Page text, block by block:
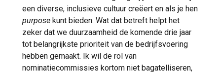
een diverse, inclusieve cultuur creëert en als je hen
purpose kunt bieden. Wat dat betreft helpt het
zeker dat we duurzaamheid de komende drie jaar
tot belangrijkste prioriteit van de bedrijfsvoering
hebben gemaakt. Ik wil de rol van
nominatiecommissies kortom niet bagatelliseren,